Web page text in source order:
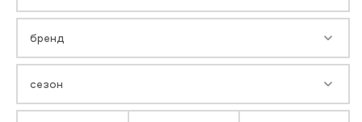
бренд
сезон